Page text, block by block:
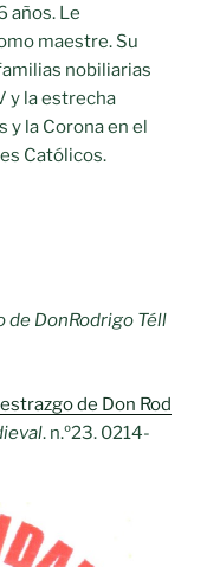
años. Le
maestre. Su
nobiliarias
y la estrecha
la Corona en el
Católicos.
de DonRodrigo Téll
de Don Rod
. n.º23. 0214-